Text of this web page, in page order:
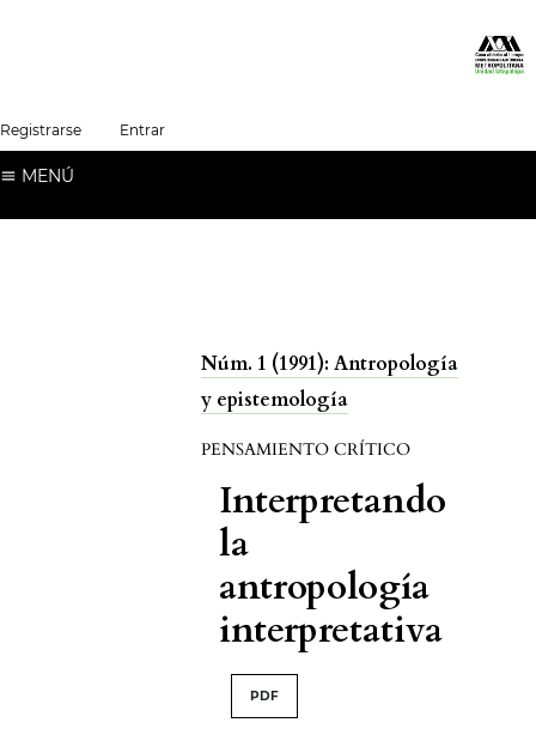
Registrarse Entrar
MENÚ
Núm. 1 (1991): Antropología
y epistemología
PENSAMIENTO CRÍTICO
Interpretando
la
antropología
interpretativa
PDF